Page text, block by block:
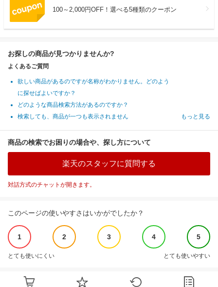
100～2,000円OFF！選べる5種類のクーポン
お探しの商品が見つかりませんか?
よくあるご質問
欲しい商品があるのですが名称がわかりません。どのよう
に探せばよいですか？
どのような商品検索方法があるのですか？
検索しても、商品が一つも表示されません
もっと見る
商品の検索でお困りの場合や、探し方について
楽天のスタッフに質問する
対話方式のチャットが開きます。
このページの使いやすさはいかがでしたか？
1 2 3 4 5
とても使いにくい とても使いやすい